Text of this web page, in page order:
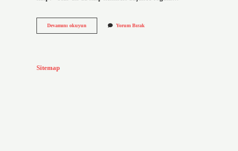
Devamını okuyun
Kalb
Yorum Bırak
Sitemap